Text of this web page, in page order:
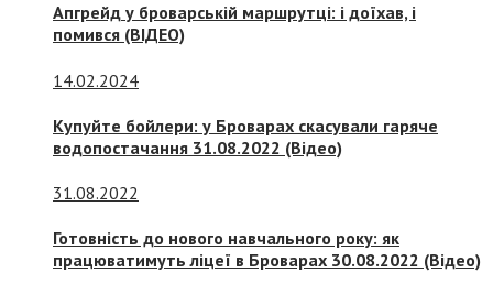
Апгрейд у броварській маршрутці: і доїхав, і
помився (ВІДЕО)
14.02.2024
Купуйте бойлери: у Броварах скасували гаряче
водопостачання 31.08.2022 (Відео)
31.08.2022
Готовність до нового навчального року: як
працюватимуть ліцеї в Броварах 30.08.2022 (Відео)